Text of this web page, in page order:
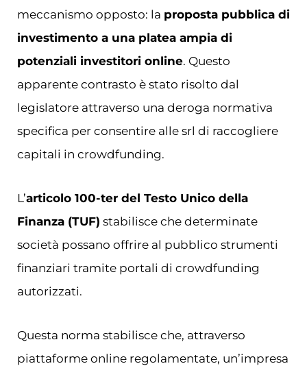
meccanismo opposto: la proposta pubblica di
investimento a una platea ampia di
potenziali investitori online. Questo
apparente contrasto è stato risolto dal
legislatore attraverso una deroga normativa
specifica per consentire alle srl di raccogliere
capitali in crowdfunding.
L’articolo 100-ter del Testo Unico della
Finanza (TUF) stabilisce che determinate
società possano offrire al pubblico strumenti
finanziari tramite portali di crowdfunding
autorizzati.
Questa norma stabilisce che, attraverso
piattaforme online regolamentate, un’impresa